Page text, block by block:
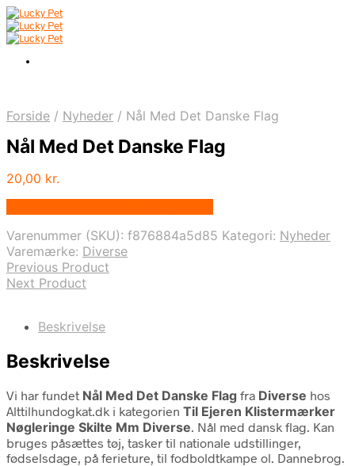
Forside / Nyheder / Nål Med Det Danske Flag
Nål Med Det Danske Flag
20,00 kr.
Varenummer (SKU): f876884a5d85 Kategori: Nyheder
Varemærke: Diverse
Previous Product
Next Product
Beskrivelse
Beskrivelse
Vi har fundet Nål Med Det Danske Flag fra Diverse hos
Alttilhundogkat.dk i kategorien Til Ejeren Klistermærker
Nøgleringe Skilte Mm Diverse. Nål med dansk flag. Kan
bruges påsættes tøj, tasker til nationale udstillinger,
fødselsdage, på ferieture, til fodboldtkampe ol. Dannebrog.